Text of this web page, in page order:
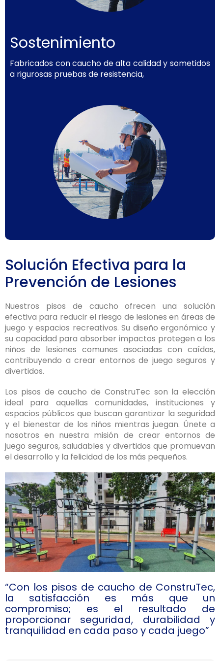
Sostenimiento
Fabricados con caucho de alta calidad y sometidos
a rigurosas pruebas de resistencia,
Solución Efectiva para la
Prevención de Lesiones
Nuestros pisos de caucho ofrecen una solución
efectiva para reducir el riesgo de lesiones en áreas de
juego y espacios recreativos. Su diseño ergonómico y
su capacidad para absorber impactos protegen a los
niños de lesiones comunes asociadas con caídas,
contribuyendo a crear entornos de juego seguros y
divertidos.
Los pisos de caucho de ConstruTec son la elección
ideal para aquellas comunidades, instituciones y
espacios públicos que buscan garantizar la seguridad
y el bienestar de los niños mientras juegan. Únete a
nosotros en nuestra misión de crear entornos de
juego seguros, saludables y divertidos que promuevan
el desarrollo y la felicidad de los más pequeños.
“Con los pisos de caucho de ConstruTec,
la satisfacción es más que un
compromiso; es el resultado de
proporcionar seguridad, durabilidad y
tranquilidad en cada paso y cada juego”